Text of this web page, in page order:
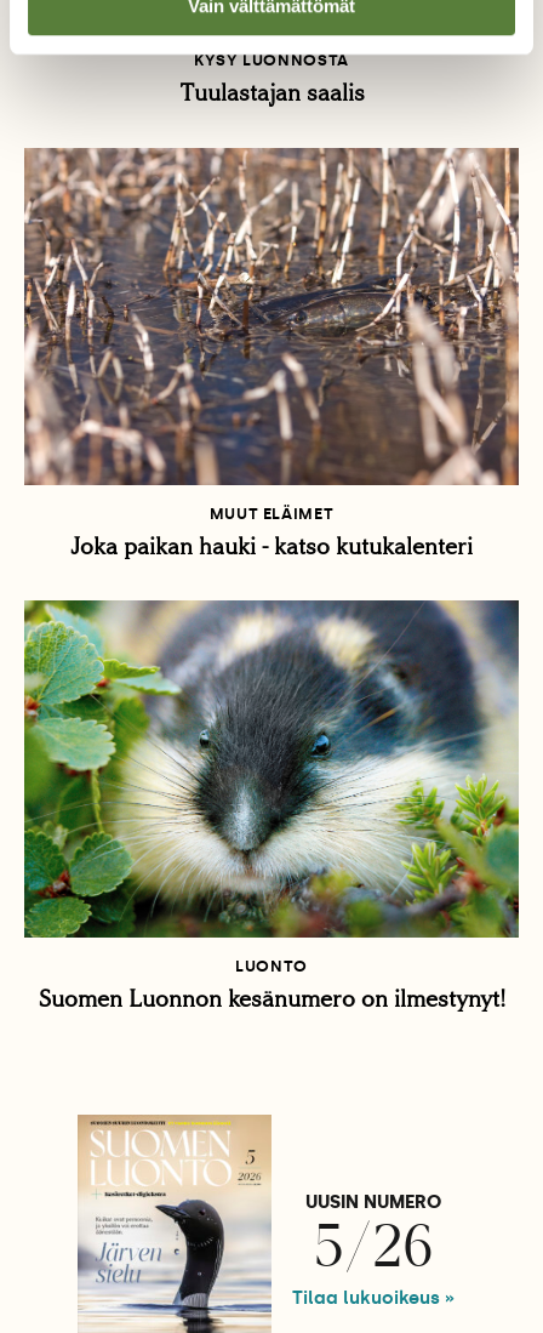
Vain välttämättömät
KYSY LUONNOSTA
Tuulastajan saalis
MUUT ELÄIMET
Joka paikan hauki - katso kutukalenteri
LUONTO
Suomen Luonnon kesänumero on ilmestynyt!
UUSIN NUMERO
5/26
Tilaa lukuoikeus »